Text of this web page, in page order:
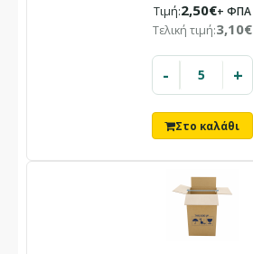
Τιμή:2,50€+ ΦΠΑ
Τελική τιμή:3,10€
- +